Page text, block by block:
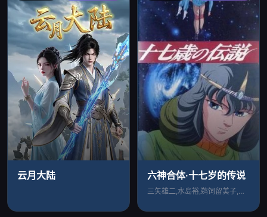
云月大陆 六神合体·十七岁的传说
三矢雄二,水岛裕,鹈饲留美子,纳谷悟朗